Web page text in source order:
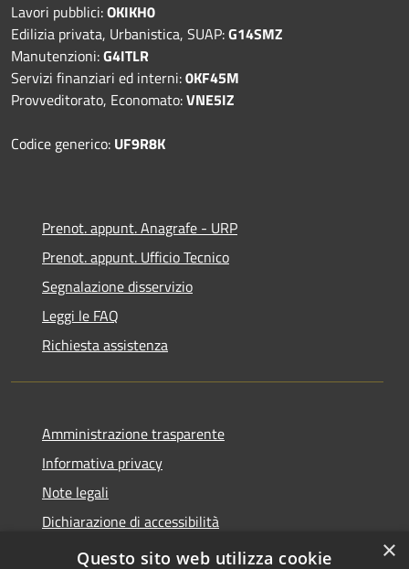
Lavori pubblici:OKIKH0
Edilizia privata, Urbanistica, SUAP:G14SMZ
Manutenzioni:G4ITLR
Servizi finanziari ed interni:0KF45M
Provveditorato, Economato:VNE5IZ
Codice generico: UF9R8K
Prenot. appunt. Anagrafe - URP
Prenot. appunt. Ufficio Tecnico
Segnalazione disservizio
Leggi le FAQ
Richiesta assistenza
Amministrazione trasparente
Informativa privacy
Note legali
Dichiarazione di accessibilità
Whistleblowing
×
Questo sito web utilizza cookie